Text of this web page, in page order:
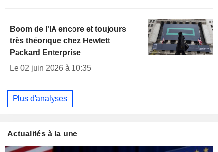
Boom de l'IA encore et toujours
très théorique chez Hewlett
Packard Enterprise
Le 02 juin 2026 à 10:35
Plus d'analyses
Actualités à la une